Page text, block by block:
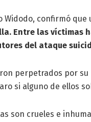
Widodo, confirmó que
Entre las víctimas
del ataque
perpetrados por su
si alguno de ellos
son crueles e